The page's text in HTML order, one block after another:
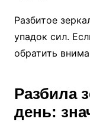
Разбитое
упадок сил.
обратить
Разбила
день: